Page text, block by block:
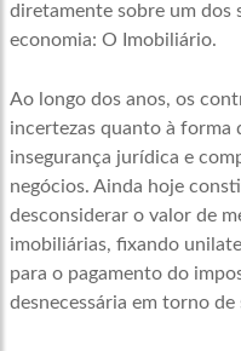
diretamente sobre um dos
economia: O Imobiliário.
Ao longo dos anos, os
incertezas quanto à forma
insegurança jurídica e
negócios. Ainda hoje
desconsiderar o valor de
imobiliárias, fixando
para o pagamento do
desnecessária em torno de